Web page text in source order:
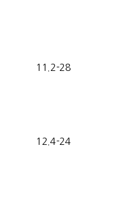
11.2-28
12.4-24